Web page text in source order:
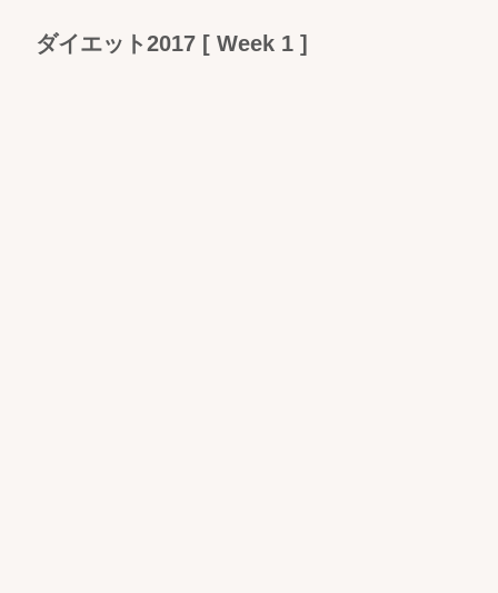
ダイエット2017 [ Week 1 ]